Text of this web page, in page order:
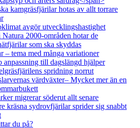
kamgräsfjärilar hotas av allt torrare
avgör utvecklingshastighet
Natura 2000-områden hotar de
som ska skyddas
– tema med många variationer
anpassning till dagslängd hjälper
spridning norrut
värdväxter– Mycket mer än en
migrerar söderut allt senare
kräsna sydrovfjärilar sprider sig snabbt
du på?